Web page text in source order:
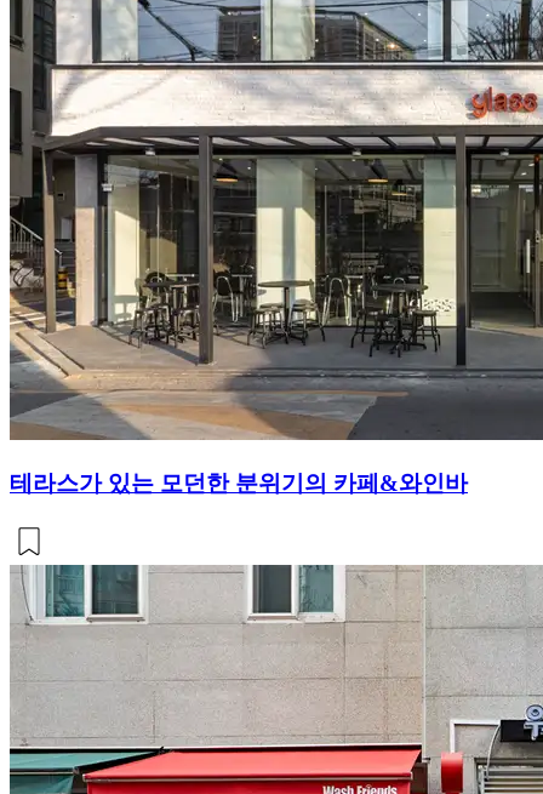
테라스가 있는 모던한 분위기의 카페&와인바